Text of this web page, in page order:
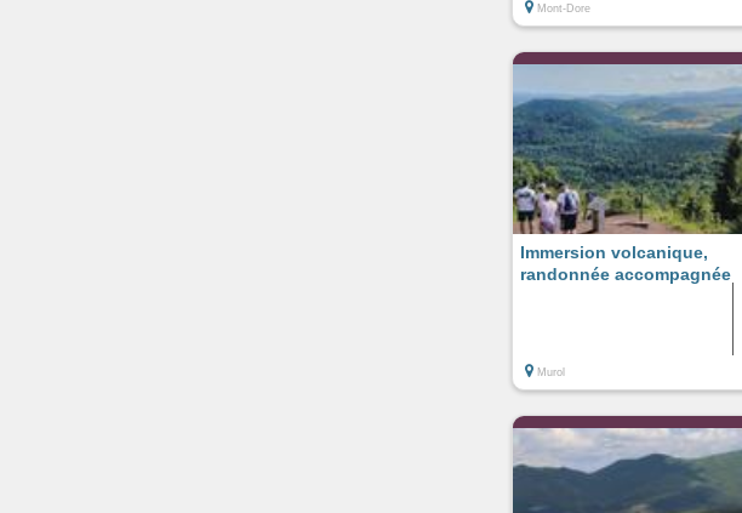
Mont-Dore
Immersion volcanique,
randonnée accompagnée
Murol